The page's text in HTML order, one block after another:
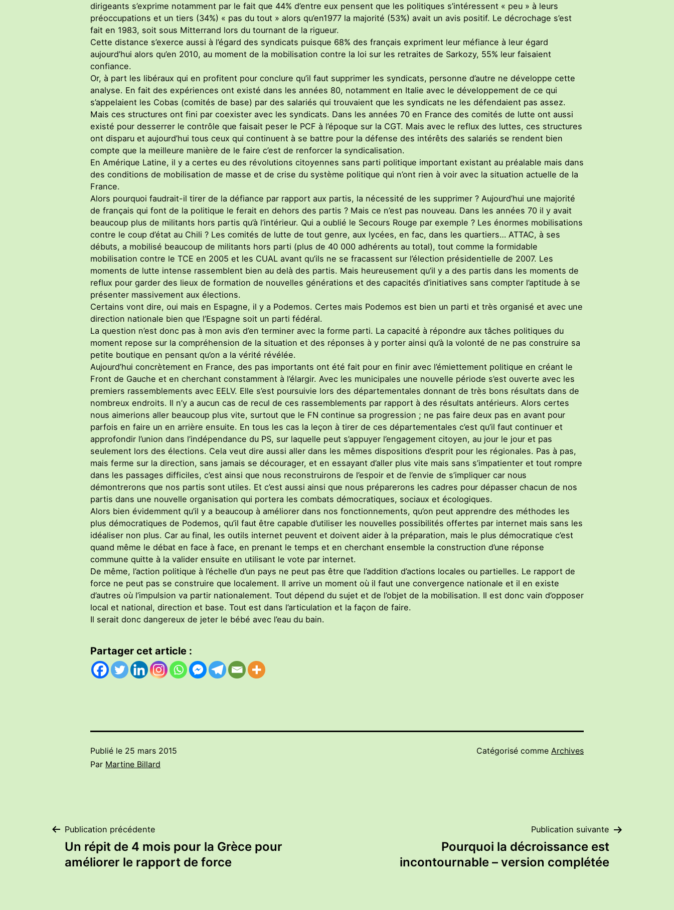
dirigeants s’exprime notamment par le fait que 44% d’entre eux pensent que les politiques s’intéressent « peu » à leurs
préoccupations et un tiers (34%) « pas du tout » alors qu’en1977 la majorité (53%) avait un avis positif. Le décrochage s’est
fait en 1983, soit sous Mitterrand lors du tournant de la rigueur.
Cette distance s’exerce aussi à l’égard des syndicats puisque 68% des français expriment leur méfiance à leur égard
aujourd’hui alors qu’en 2010, au moment de la mobilisation contre la loi sur les retraites de Sarkozy, 55% leur faisaient
confiance.
Or, à part les libéraux qui en profitent pour conclure qu’il faut supprimer les syndicats, personne d’autre ne développe cette
analyse. En fait des expériences ont existé dans les années 80, notamment en Italie avec le développement de ce qui
s’appelaient les Cobas (comités de base) par des salariés qui trouvaient que les syndicats ne les défendaient pas assez.
Mais ces structures ont fini par coexister avec les syndicats. Dans les années 70 en France des comités de lutte ont aussi
existé pour desserrer le contrôle que faisait peser le PCF à l’époque sur la CGT. Mais avec le reflux des luttes, ces structures
ont disparu et aujourd’hui tous ceux qui continuent à se battre pour la défense des intérêts des salariés se rendent bien
compte que la meilleure manière de le faire c’est de renforcer la syndicalisation.
En Amérique Latine, il y a certes eu des révolutions citoyennes sans parti politique important existant au préalable mais dans
des conditions de mobilisation de masse et de crise du système politique qui n’ont rien à voir avec la situation actuelle de la
France.
Alors pourquoi faudrait-il tirer de la défiance par rapport aux partis, la nécessité de les supprimer ? Aujourd’hui une majorité
de français qui font de la politique le ferait en dehors des partis ? Mais ce n’est pas nouveau. Dans les années 70 il y avait
beaucoup plus de militants hors partis qu’à l’intérieur. Qui a oublié le Secours Rouge par exemple ? Les énormes mobilisations
contre le coup d’état au Chili ? Les comités de lutte de tout genre, aux lycées, en fac, dans les quartiers… ATTAC, à ses
débuts, a mobilisé beaucoup de militants hors parti (plus de 40 000 adhérents au total), tout comme la formidable
mobilisation contre le TCE en 2005 et les CUAL avant qu’ils ne se fracassent sur l’élection présidentielle de 2007. Les
moments de lutte intense rassemblent bien au delà des partis. Mais heureusement qu’il y a des partis dans les moments de
reflux pour garder des lieux de formation de nouvelles générations et des capacités d’initiatives sans compter l’aptitude à se
présenter massivement aux élections.
Certains vont dire, oui mais en Espagne, il y a Podemos. Certes mais Podemos est bien un parti et très organisé et avec une
direction nationale bien que l’Espagne soit un parti fédéral.
La question n’est donc pas à mon avis d’en terminer avec la forme parti. La capacité à répondre aux tâches politiques du
moment repose sur la compréhension de la situation et des réponses à y porter ainsi qu’à la volonté de ne pas construire sa
petite boutique en pensant qu’on a la vérité révélée.
Aujourd’hui concrètement en France, des pas importants ont été fait pour en finir avec l’émiettement politique en créant le
Front de Gauche et en cherchant constamment à l’élargir. Avec les municipales une nouvelle période s’est ouverte avec les
premiers rassemblements avec EELV. Elle s’est poursuivie lors des départementales donnant de très bons résultats dans de
nombreux endroits. Il n’y a aucun cas de recul de ces rassemblements par rapport à des résultats antérieurs. Alors certes
nous aimerions aller beaucoup plus vite, surtout que le FN continue sa progression ; ne pas faire deux pas en avant pour
parfois en faire un en arrière ensuite. En tous les cas la leçon à tirer de ces départementales c’est qu’il faut continuer et
approfondir l’union dans l’indépendance du PS, sur laquelle peut s’appuyer l’engagement citoyen, au jour le jour et pas
seulement lors des élections. Cela veut dire aussi aller dans les mêmes dispositions d’esprit pour les régionales. Pas à pas,
mais ferme sur la direction, sans jamais se décourager, et en essayant d’aller plus vite mais sans s’impatienter et tout rompre
dans les passages difficiles, c’est ainsi que nous reconstruirons de l’espoir et de l’envie de s’impliquer car nous
démontrerons que nos partis sont utiles. Et c’est aussi ainsi que nous préparerons les cadres pour dépasser chacun de nos
partis dans une nouvelle organisation qui portera les combats démocratiques, sociaux et écologiques.
Alors bien évidemment qu’il y a beaucoup à améliorer dans nos fonctionnements, qu’on peut apprendre des méthodes les
plus démocratiques de Podemos, qu’il faut être capable d’utiliser les nouvelles possibilités offertes par internet mais sans les
idéaliser non plus. Car au final, les outils internet peuvent et doivent aider à la préparation, mais le plus démocratique c’est
quand même le débat en face à face, en prenant le temps et en cherchant ensemble la construction d’une réponse
commune quitte à la valider ensuite en utilisant le vote par internet.
De même, l’action politique à l’échelle d’un pays ne peut pas être que l’addition d’actions locales ou partielles. Le rapport de
force ne peut pas se construire que localement. Il arrive un moment où il faut une convergence nationale et il en existe
d’autres où l’impulsion va partir nationalement. Tout dépend du sujet et de l’objet de la mobilisation. Il est donc vain d’opposer
local et national, direction et base. Tout est dans l’articulation et la façon de faire.
Il serait donc dangereux de jeter le bébé avec l’eau du bain.
Partager cet article :
Publié le 25 mars 2015
Par Martine Billard
Catégorisé comme Archives
Navigation
de
Publication précédente
Un répit de 4 mois pour la Grèce pour
améliorer le rapport de force
Publication suivante
Pourquoi la décroissance est
incontournable – version complétée